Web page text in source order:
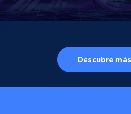
Descubre más